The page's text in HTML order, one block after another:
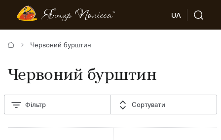
UA
Червоний бурштин
Червоний бурштин
Фільтр Сортувати